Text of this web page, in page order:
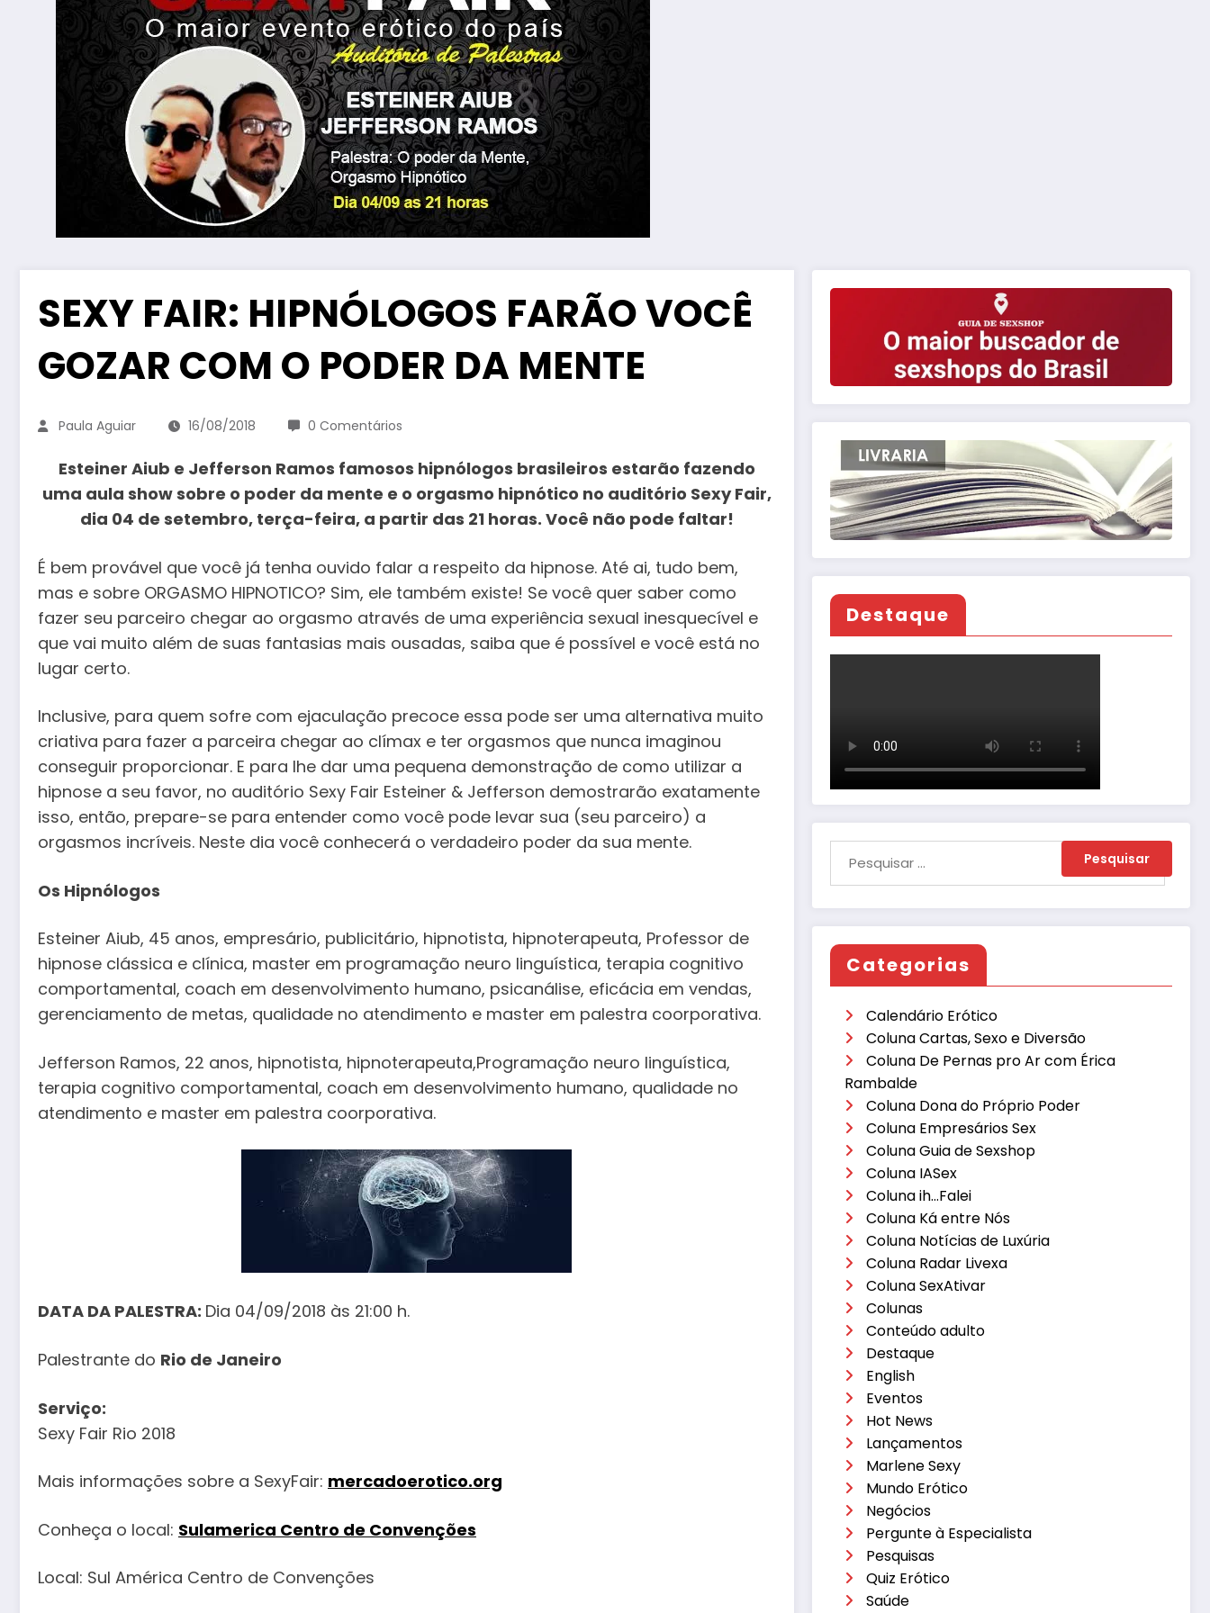
SEXY FAIR: HIPNÓLOGOS FARÃO VOCÊ
GOZAR COM O PODER DA MENTE
Paula Aguiar 16/08/2018 0 Comentários
Esteiner Aiub e Jefferson Ramos famosos hipnólogos brasileiros estarão fazendo
uma aula show sobre o poder da mente e o orgasmo hipnótico no auditório Sexy Fair,
dia 04 de setembro, terça-feira, a partir das 21 horas. Você não pode faltar!
É bem provável que você já tenha ouvido falar a respeito da hipnose. Até ai, tudo bem,
mas e sobre ORGASMO HIPNOTICO? Sim, ele também existe! Se você quer saber como
fazer seu parceiro chegar ao orgasmo através de uma experiência sexual inesquecível e
que vai muito além de suas fantasias mais ousadas, saiba que é possível e você está no
lugar certo.
Inclusive, para quem sofre com ejaculação precoce essa pode ser uma alternativa muito
criativa para fazer a parceira chegar ao clímax e ter orgasmos que nunca imaginou
conseguir proporcionar. E para lhe dar uma pequena demonstração de como utilizar a
hipnose a seu favor, no auditório Sexy Fair Esteiner & Jefferson demostrarão exatamente
isso, então, prepare-se para entender como você pode levar sua (seu parceiro) a
orgasmos incríveis. Neste dia você conhecerá o verdadeiro poder da sua mente.
Os Hipnólogos
Esteiner Aiub, 45 anos, empresário, publicitário, hipnotista, hipnoterapeuta, Professor de
hipnose clássica e clínica, master em programação neuro linguística, terapia cognitivo
comportamental, coach em desenvolvimento humano, psicanálise, eficácia em vendas,
gerenciamento de metas, qualidade no atendimento e master em palestra coorporativa.
Jefferson Ramos, 22 anos, hipnotista, hipnoterapeuta,Programação neuro linguística,
terapia cognitivo comportamental, coach em desenvolvimento humano, qualidade no
atendimento e master em palestra coorporativa.
DATA DA PALESTRA: Dia 04/09/2018 às 21:00 h.
Palestrante do Rio de Janeiro
Serviço:
Sexy Fair Rio 2018
Mais informações sobre a SexyFair: mercadoerotico.org
Conheça o local: Sulamerica Centro de Convenções
Local: Sul América Centro de Convenções
Destaque
Categorias
Calendário Erótico
Coluna Cartas, Sexo e Diversão
Coluna De Pernas pro Ar com Érica
Rambalde
Coluna Dona do Próprio Poder
Coluna Empresários Sex
Coluna Guia de Sexshop
Coluna IASex
Coluna ih…Falei
Coluna Ká entre Nós
Coluna Notícias de Luxúria
Coluna Radar Livexa
Coluna SexAtivar
Colunas
Conteúdo adulto
Destaque
English
Eventos
Hot News
Lançamentos
Marlene Sexy
Mundo Erótico
Negócios
Pergunte à Especialista
Pesquisas
Quiz Erótico
Saúde